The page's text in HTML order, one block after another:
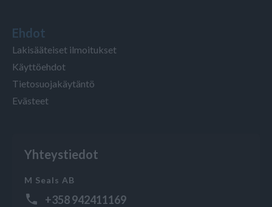
Ehdot
Lakisääteiset ilmoitukset
Käyttöehdot
Tietosuojakäytäntö
Evästeet
Yhteystiedot
M Seals AB
+358 942411169